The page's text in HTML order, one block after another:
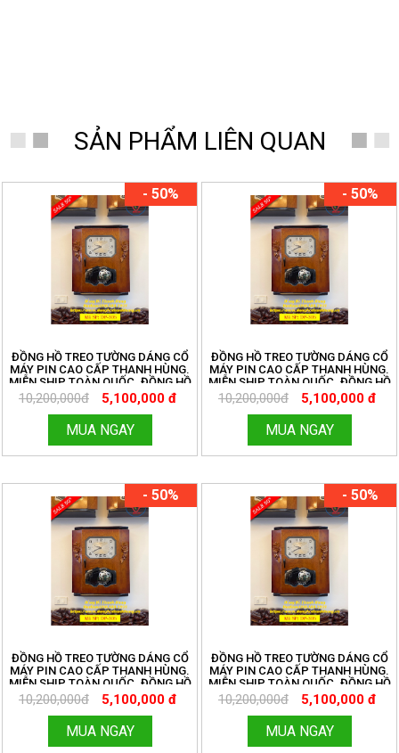
SẢN PHẨM LIÊN QUAN
- 50%
ĐỒNG HỒ TREO TƯỜNG DÁNG CỔ
MÁY PIN CAO CẤP THANH HÙNG.
MIỄN SHIP TOÀN QUỐC. ĐỒNG HỒ
THANH HÙNG.
HOTLINE:096.188.2921 MÃ DP305
10,200,000đ 5,100,000 đ
MUA NGAY
- 50%
ĐỒNG HỒ TREO TƯỜNG DÁNG CỔ
MÁY PIN CAO CẤP THANH HÙNG.
MIỄN SHIP TOÀN QUỐC. ĐỒNG HỒ
THANH HÙNG.
HOTLINE:096.188.2921 MÃ DP305
10,200,000đ 5,100,000 đ
MUA NGAY
- 50%
ĐỒNG HỒ TREO TƯỜNG DÁNG CỔ
MÁY PIN CAO CẤP THANH HÙNG.
MIỄN SHIP TOÀN QUỐC. ĐỒNG HỒ
THANH HÙNG.
HOTLINE:096.188.2921 MÃ DP305
10,200,000đ 5,100,000 đ
MUA NGAY
- 50%
ĐỒNG HỒ TREO TƯỜNG DÁNG CỔ
MÁY PIN CAO CẤP THANH HÙNG.
MIỄN SHIP TOÀN QUỐC. ĐỒNG HỒ
THANH HÙNG.
HOTLINE:096.188.2921 MÃ DP305
10,200,000đ 5,100,000 đ
MUA NGAY